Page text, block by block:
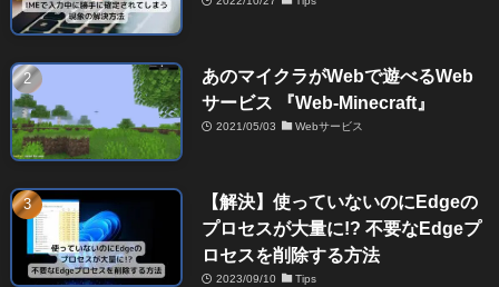
あのマイクラがWebで遊べるWeb
サービス 『Web-Minecraft』
2021/05/03 Webサービス
【解決】使っていないのにEdgeの
プロセスが大量に!? 不要なEdgeプ
ロセスを削除する方法
2023/09/10 Tips